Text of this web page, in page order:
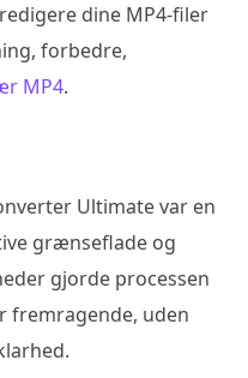
dine MP4-filer
forbedre,
MP4.
Ultimate var en
grænseflade og
gjorde processen
fremragende, uden